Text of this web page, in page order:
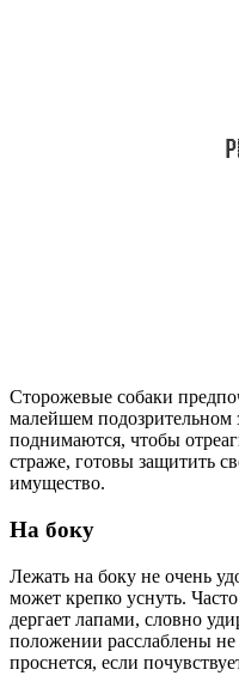
Сторожевые собаки
малейшем
поднимаются, чтобы
страже, готовы защитить
имущество.
На боку
Лежать на боку не очень
может крепко уснуть.
дергает лапами, словно
положении расслаблены
проснется, если